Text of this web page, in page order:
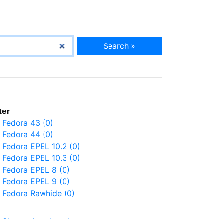
Search »
Fedora 43 (0)
Fedora 44 (0)
Fedora EPEL 10.2 (0)
Fedora EPEL 10.3 (0)
Fedora EPEL 8 (0)
Fedora EPEL 9 (0)
Fedora Rawhide (0)